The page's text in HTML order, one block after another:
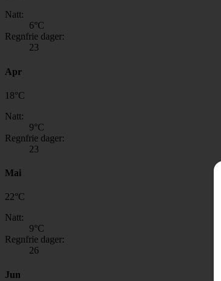
Natt:
6°C
Regnfrie dager:
23
Apr
18°C
Natt:
9°C
Regnfrie dager:
23
Mai
22°C
Natt:
9°C
Regnfrie dager:
26
Jun